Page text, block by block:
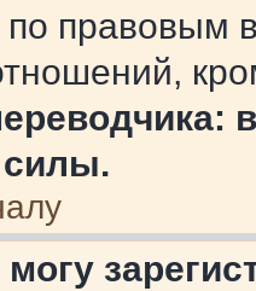
правовым